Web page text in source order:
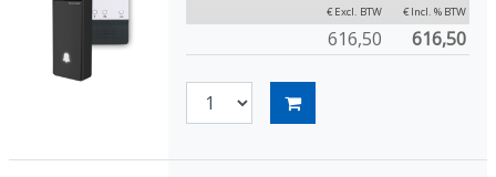
€ Excl. BTW € Incl. % BTW
616,50 616,50